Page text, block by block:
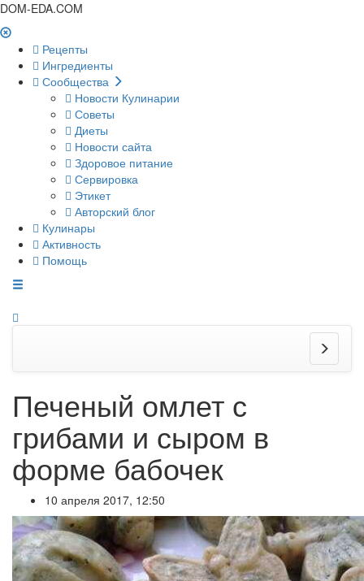
DOM-EDA.COM
Рецепты
Ингредиенты
Сообщества
Новости Кулинарии
Советы
Диеты
Новости сайта
Здоровое питание
Сервировка
Этикет
Авторский блог
Кулинары
Активность
Помощь
Печеный омлет с
грибами и сыром в
форме бабочек
10 апреля 2017, 12:50